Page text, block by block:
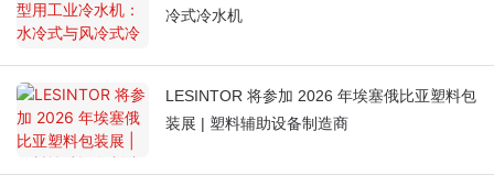
冷式冷水机
LESINTOR 将参加 2026 年埃塞俄比亚塑料包
装展 | 塑料辅助设备制造商